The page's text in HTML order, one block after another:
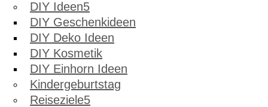
DIY Ideen
DIY Geschenkideen
DIY Deko Ideen
DIY Kosmetik
DIY Einhorn Ideen
Kindergeburtstag
Reiseziele